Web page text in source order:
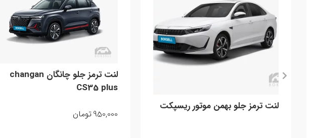
لنت ترمز جلو بهمن موتور ریسپکت
لنت ترمز جلو چانگان changan
CS35 plus
950,000تومان